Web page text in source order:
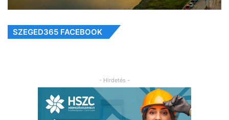
SZEGED365 FACEBOOK
- Hirdetés -